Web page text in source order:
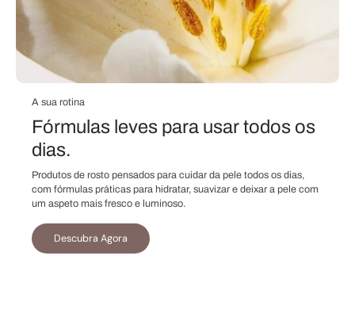
A sua rotina
Fórmulas leves para usar todos os
dias.
Produtos de rosto pensados para cuidar da pele todos os dias,
com fórmulas práticas para hidratar, suavizar e deixar a pele com
um aspeto mais fresco e luminoso.
Descubra Agora